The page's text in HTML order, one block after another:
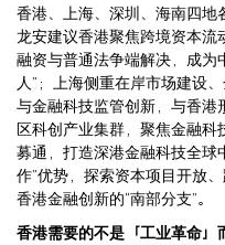
香港、上海、深圳、海南四
龙安建议香港聚焦跨境资本
融资与普通法争端解决，成为
人”；上海侧重在岸市场建设
与金融科技监管创新，与香港
区科创产业集群，聚焦金融
募通，打造深港金融科技全球
作”优势，探索资本项目开放
香港金融创新的“南部分支”。
香港需要的不是「工业革命」